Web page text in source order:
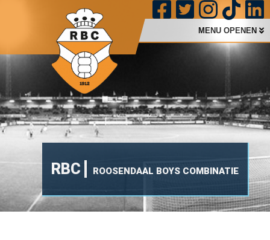
RBC ROOSENDAAL BOYS COMBINATIE
MENU OPENEN